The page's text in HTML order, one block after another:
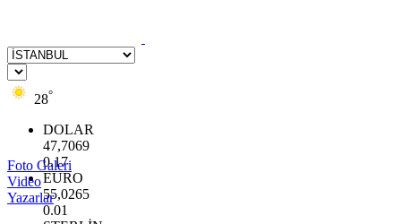
28°
DOLAR
47,7069
0.17
EURO
55,0265
0.01
Foto Galeri
Video
Yazarlar